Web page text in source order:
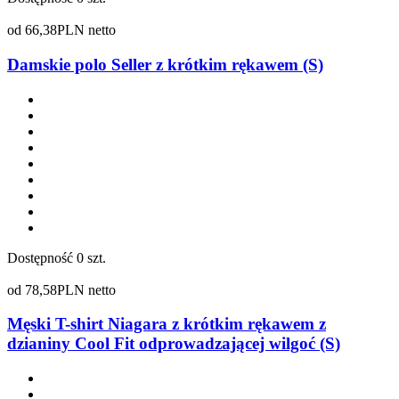
od 66,38PLN netto
Damskie polo Seller z krótkim rękawem (S)
Dostępność 0 szt.
od 78,58PLN netto
Męski T-shirt Niagara z krótkim rękawem z
dzianiny Cool Fit odprowadzającej wilgoć (S)